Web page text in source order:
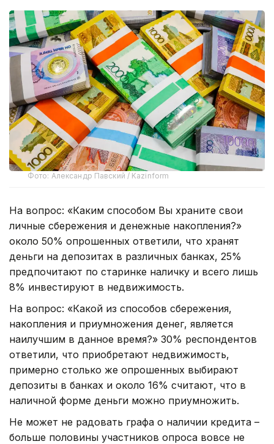
Фото: Александр Павский / Kazinform
На вопрос: «Каким способом Вы храните свои
личные сбережения и денежные накопления?»
около 50% опрошенных ответили, что хранят
деньги на депозитах в различных банках, 25%
предпочитают по старинке наличку и всего лишь
8% инвестируют в недвижимость.
На вопрос: «Какой из способов сбережения,
накопления и приумножения денег, является
наилучшим в данное время?» 30% респондентов
ответили, что приобретают недвижимость,
примерно столько же опрошенных выбирают
депозиты в банках и около 16% считают, что в
наличной форме деньги можно приумножить.
Не может не радовать графа о наличии кредита –
больше половины участников опроса вовсе не